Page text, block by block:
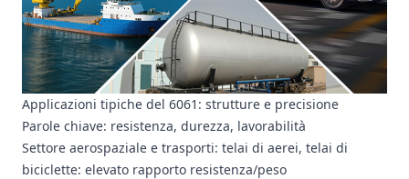
Applicazioni tipiche del 6061: strutture e precisione
Parole chiave: resistenza, durezza, lavorabilità
Settore aerospaziale e trasporti: telai di aerei, telai di
biciclette: elevato rapporto resistenza/peso